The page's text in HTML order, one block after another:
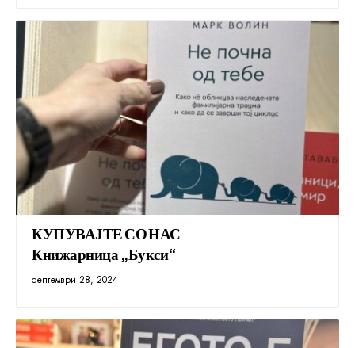
КУПУВАЈТЕ СО НАС
Книжарница „Букси“
септември 28, 2024